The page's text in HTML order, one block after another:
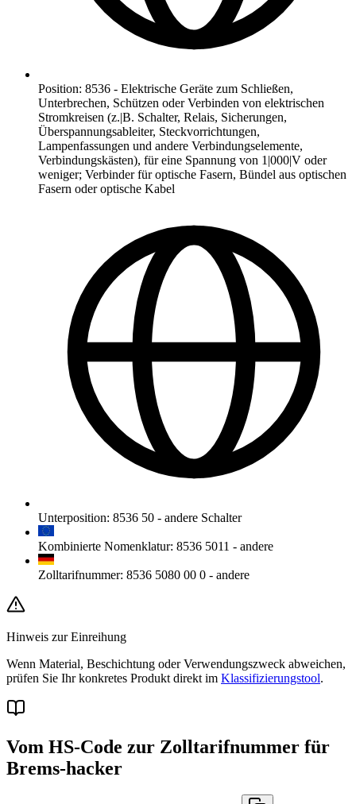
Position: 8536 - Elektrische Geräte zum Schließen,
Unterbrechen, Schützen oder Verbinden von elektrischen
Stromkreisen (z.|B. Schalter, Relais, Sicherungen,
Überspannungsableiter, Steckvorrichtungen,
Lampenfassungen und andere Verbindungselemente,
Verbindungskästen), für eine Spannung von 1|000|V oder
weniger; Verbinder für optische Fasern, Bündel aus optischen
Fasern oder optische Kabel
Unterposition: 8536 50 - andere Schalter
Kombinierte Nomenklatur: 8536 5011 - andere
Zolltarifnummer: 8536 5080 00 0 - andere
Hinweis zur Einreihung
Wenn Material, Beschichtung oder Verwendungszweck abweichen,
prüfen Sie Ihr konkretes Produkt direkt im Klassifizierungstool.
Vom HS-Code zur Zolltarifnummer für
Brems-hacker